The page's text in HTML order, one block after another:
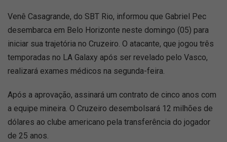
Venê Casagrande, do SBT Rio, informou que Gabriel Pec
desembarca em Belo Horizonte neste domingo (05) para
iniciar sua trajetória no Cruzeiro. O atacante, que jogou três
temporadas no LA Galaxy após ser revelado pelo Vasco,
realizará exames médicos na segunda-feira.
Após a aprovação, assinará um contrato de cinco anos com
a equipe mineira. O Cruzeiro desembolsará 12 milhões de
dólares ao clube americano pela transferência do jogador
de 25 anos.